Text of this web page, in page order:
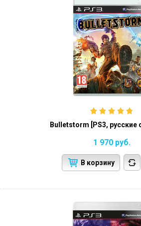
Bulletstorm [PS3, русские
1 970 руб.
В корзину